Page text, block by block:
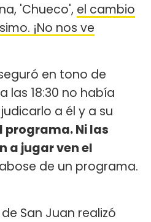
'Chueco', el cambio
¡No nos ve
en tono de
las 18:30 no había
a él y a su
programa. Ni las
a jugar ven el
de un programa.
San Juan realizó